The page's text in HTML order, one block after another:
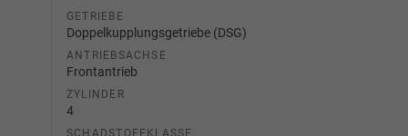
GETRIEBE
Doppelkupplungsgetriebe (DSG)
ANTRIEBSACHSE
Frontantrieb
ZYLINDER
4
SCHADSTOFFKLASSE